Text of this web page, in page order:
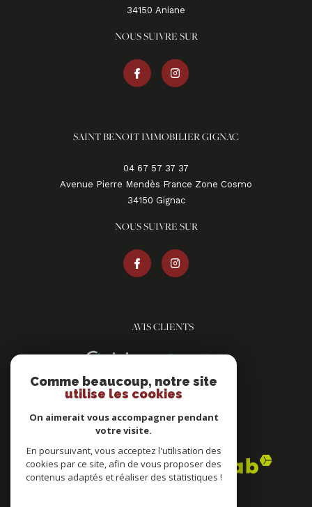
34150
aniane
NOUS SUIVRE SUR
SAINT BENOIT IMMOBILIER GIGNAC
04 67 57 37 37
Avenue Pierre Mendès France Zone Cosmo
34150
gignac
NOUS SUIVRE SUR
AVIS CLIENTS
ADHÉRENTS
Comme beaucoup, notre site
utilise les cookies
On aimerait vous accompagner pendant
votre visite.
En poursuivant, vous acceptez l'utilisation des
cookies par ce site, afin de vous proposer des
contenus adaptés et réaliser des statistiques !